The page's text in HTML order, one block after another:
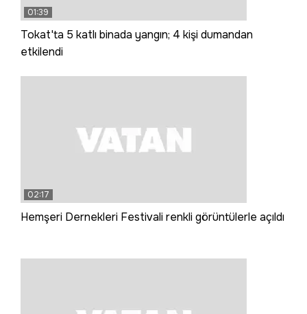
01:39
Tokat'ta 5 katlı binada yangın; 4 kişi dumandan
etkilendi
02:17
Hemşeri Dernekleri Festivali renkli görüntülerle açıldı